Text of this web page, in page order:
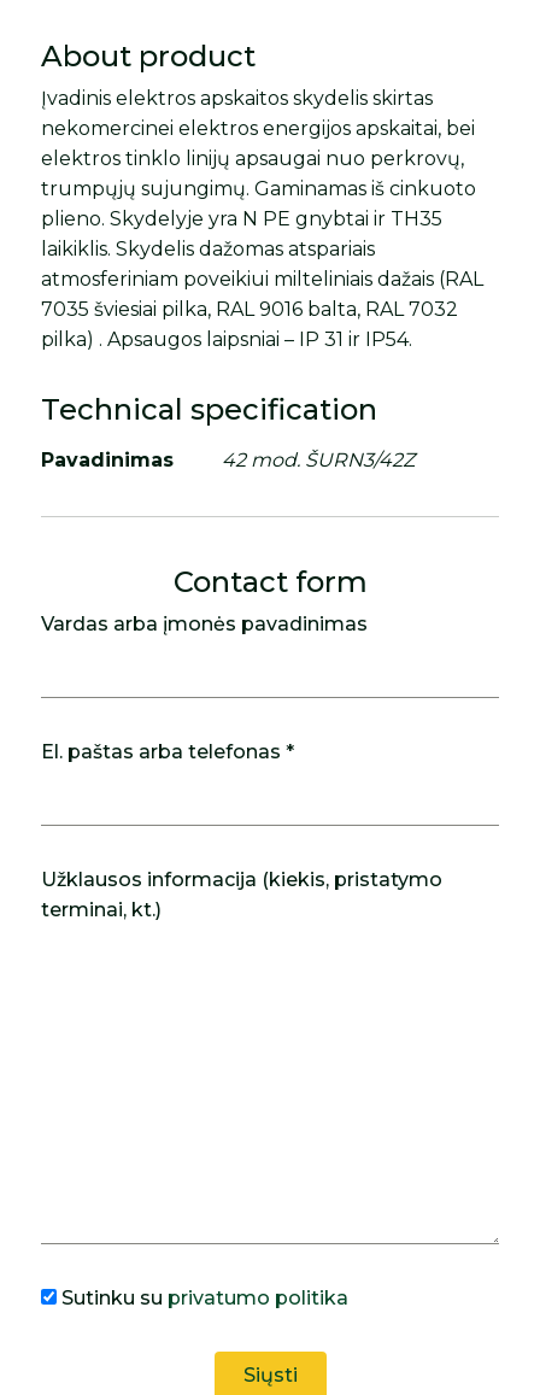
About product
Įvadinis elektros apskaitos skydelis skirtas
nekomercinei elektros energijos apskaitai, bei
elektros tinklo linijų apsaugai nuo perkrovų,
trumpųjų sujungimų. Gaminamas iš cinkuoto
plieno. Skydelyje yra N PE gnybtai ir TH35
laikiklis. Skydelis dažomas atspariais
atmosferiniam poveikiui milteliniais dažais (RAL
7035 šviesiai pilka, RAL 9016 balta, RAL 7032
pilka) . Apsaugos laipsniai – IP 31 ir IP54.
Technical specification
Pavadinimas 42 mod. ŠURN3/42Z
Contact form
Vardas arba įmonės pavadinimas
El. paštas arba telefonas *
Užklausos informacija (kiekis, pristatymo
terminai, kt.)
Sutinku su privatumo politika